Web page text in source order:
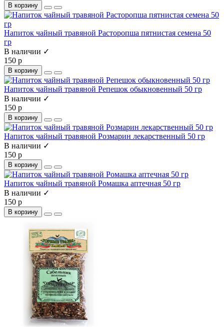
В корзину
Напиток чайный травяной Расторопша пятнистая семена 50
гр
В наличии ✓
150 р
В корзину
Напиток чайный травяной Репешок обыкновенный 50 гр
В наличии ✓
150 р
В корзину
Напиток чайный травяной Розмарин лекарственный 50 гр
В наличии ✓
150 р
В корзину
Напиток чайный травяной Ромашка аптечная 50 гр
В наличии ✓
150 р
В корзину